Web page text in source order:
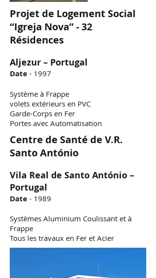
Projet de Logement Social
“Igreja Nova” - 32
Résidences
Aljezur – Portugal
Date - 1997
Système à Frappe
volets extérieurs en PVC
Garde-Corps en Fer
Portes avec Automatisation
Centre de Santé de V.R.
Santo António
Vila Real de Santo António –
Portugal
Date - 1989
Systèmes Aluminium Coulissant et à
Frappe
Tous les travaux en Fer et Acier